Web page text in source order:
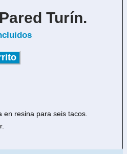
Turín.
resina para seis tacos.